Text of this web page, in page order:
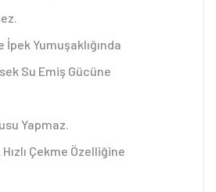
İpek Yumuşaklığında
Su Emiş Gücüne
Yapmaz.
Çekme Özelliğine